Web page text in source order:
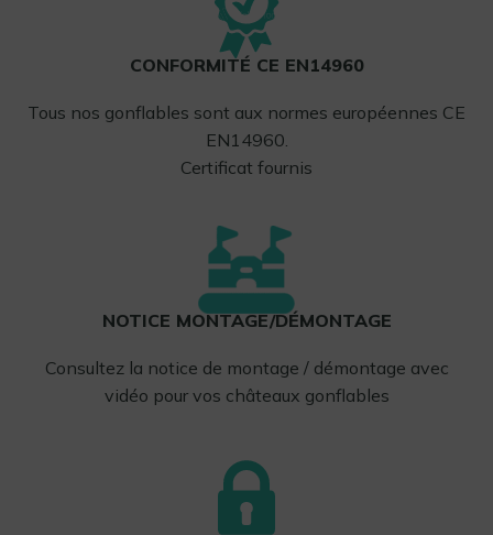
CONFORMITÉ CE EN14960
Tous nos gonflables sont aux normes européennes CE
EN14960.
Certificat fournis
NOTICE MONTAGE/DÉMONTAGE
Consultez la notice de montage / démontage avec
vidéo pour vos châteaux gonflables